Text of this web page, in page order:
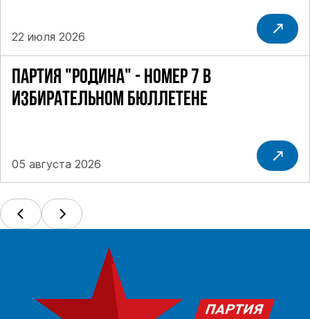
ПАРТИЯ "РОДИНА" - НОМЕР 7 В
ИЗБИРАТЕЛЬНОМ БЮЛЛЕТЕНЕ
05 августа 2026
22 июля 2026